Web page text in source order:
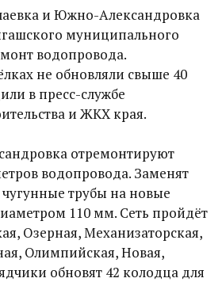
и Южно-Александровка
муниципального
водопровода.
не обновляли свыше 40
в пресс-службе
и ЖКХ края.
отремонтируют
водопровода. Заменят
трубы на новые
110 мм. Сеть пройдёт
Озерная, Механизаторская,
Олимпийская, Новая,
обновят 42 колодца для